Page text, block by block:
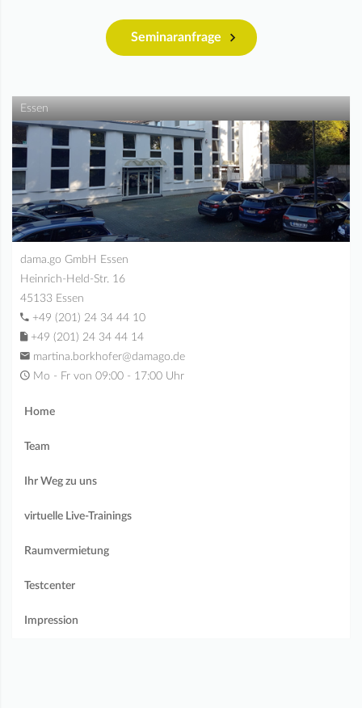
Seminaranfrage
Essen
dama.go GmbH Essen
Heinrich-Held-Str. 16
45133 Essen
+49 (201) 24 34 44 10
+49 (201) 24 34 44 14
martina.borkhofer@damago.de
Mo - Fr von 09:00 - 17:00 Uhr
Home
Team
Ihr Weg zu uns
virtuelle Live-Trainings
Raumvermietung
Testcenter
Impression